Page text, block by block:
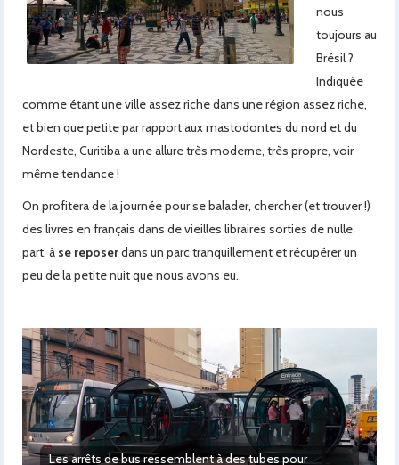
nous
toujours au
Brésil ?
Indiquée
comme étant une ville assez riche dans une région assez riche,
et bien que petite par rapport aux mastodontes du nord et du
Nordeste, Curitiba a une allure très moderne, très propre, voir
même tendance !
On profitera de la journée pour se balader, chercher (et trouver !)
des livres en français dans de vieilles libraires sorties de nulle
part, à se reposerdans un parc tranquillement et récupérer un
peu de la petite nuit que nous avons eu.